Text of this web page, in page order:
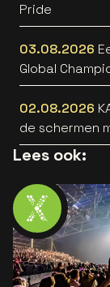
Pride
03.08.2026
Global
bekend
02.08.2026
de schermen
HEARTS
Lees ook: